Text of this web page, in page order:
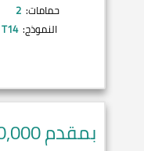
حمامات: 2
النموذج: T14
بمقدم 2,080,000